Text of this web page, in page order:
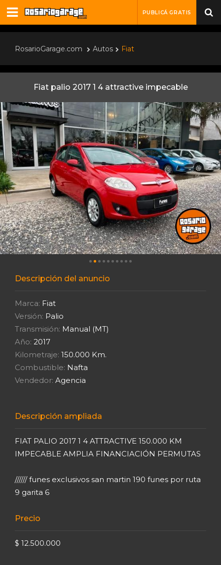
PUBLICÁ GRATIS
RosarioGarage.com Autos Fiat
Fiat palio 2017 1 4 attractive impecable
Descripción del anuncio
Marca: Fiat
Versión: Palio
Transmisión: Manual (MT)
Año: 2017
Kilometraje: 150.000 Km.
Combustible: Nafta
Vendedor: Agencia
Descripción ampliada
FIAT PALIO 2017 1 4 ATTRACTIVE 150.000 KM
IMPECABLE AMPLIA FINANCIACIÓN PERMUTAS
////// funes exclusivos san martin 190 funes por ruta
9 garita 6
Precio
$ 12.500.000